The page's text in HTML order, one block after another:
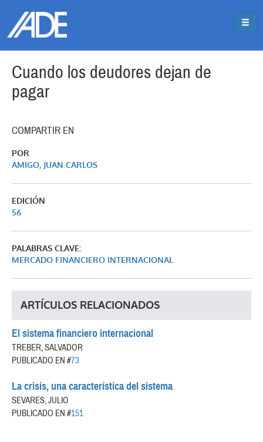
Cuando los deudores dejan de
pagar
COMPARTIR EN
POR
AMIGO, JUAN CARLOS
EDICIÓN
56
PALABRAS CLAVE:
MERCADO FINANCIERO INTERNACIONAL
ARTÍCULOS RELACIONADOS
El sistema financiero internacional
TREBER, SALVADOR
PUBLICADO EN #73
La crisis, una característica del sistema
SEVARES, JULIO
PUBLICADO EN #151